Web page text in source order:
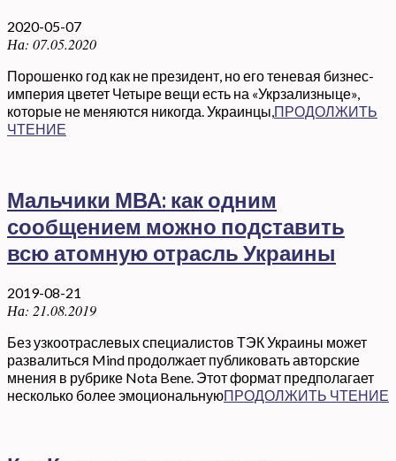
2020-05-07
На: 07.05.2020
Порошенко год как не президент, но его теневая бизнес-
империя цветет Четыре вещи есть на «Укрзализныце»,
которые не меняются никогда. Украинцы, ПРОДОЛЖИТЬ
ЧТЕНИЕ
Мальчики МВА: как одним
сообщением можно подставить
всю атомную отрасль Украины
2019-08-21
На: 21.08.2019
Без узкоотраслевых специалистов ТЭК Украины может
развалиться Mind продолжает публиковать авторские
мнения в рубрике Nota Bene. Этот формат предполагает
несколько более эмоциональнуюПРОДОЛЖИТЬ ЧТЕНИЕ